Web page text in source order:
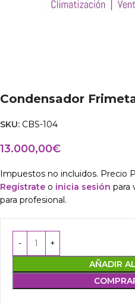
Condensador
SKU: CBS-104
13.000,00€
Impuestos no incluidos. Precio
Regístrate o inicia sesión para
para profesional.
AÑADIR